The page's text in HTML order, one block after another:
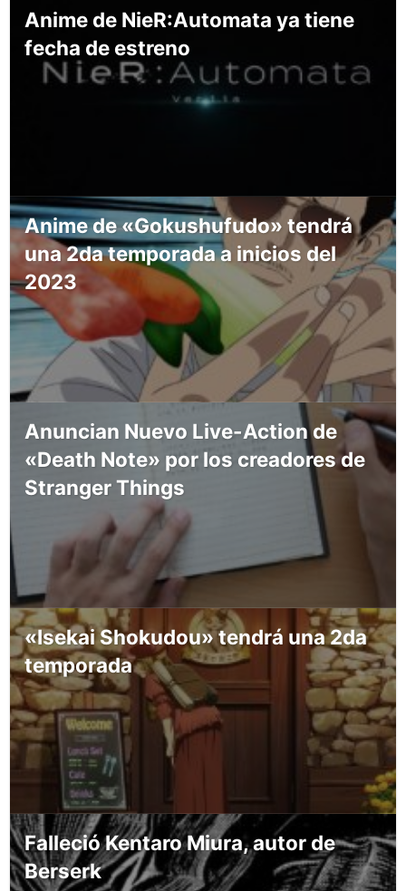
Anime de NieR:Automata ya tiene
fecha de estreno
Anime de «Gokushufudo» tendrá
una 2da temporada a inicios del
2023
Anuncian Nuevo Live-Action de
«Death Note» por los creadores de
Stranger Things
«Isekai Shokudou» tendrá una 2da
temporada
Falleció Kentaro Miura, autor de
Berserk